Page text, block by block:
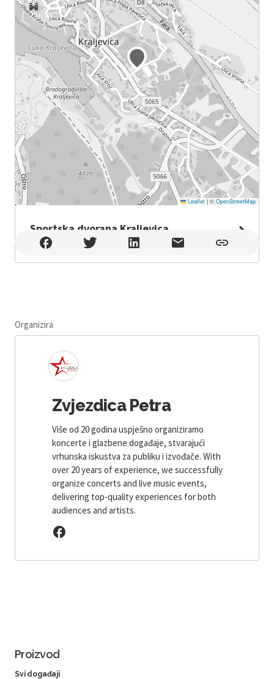
Leaflet |©OpenStreetMap
Sportska dvorana Kraljevica
Sportska dvorana Kraljevica , Kraljevica
Organizira
Zvjezdica Petra
Više od 20 godina uspješno organiziramo
koncerte i glazbene događaje, stvarajući
vrhunska iskustva za publiku i izvođače. With
over 20 years of experience, we successfully
organize concerts and live music events,
delivering top-quality experiences for both
audiences and artists.
Proizvod
Svi događaji